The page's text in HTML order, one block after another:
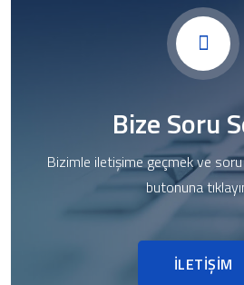
Bize Soru
Bizimle iletişime geçmek ve
butonuna
İLETİŞİM